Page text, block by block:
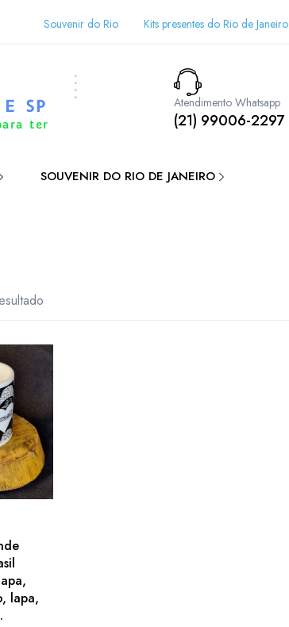
Souvenir do Rio Kits presentes do Rio de Janeiro
SP
ter
Atendimento Whatsapp
(21) 99006-2297
SOUVENIR DO RIO DE JANEIRO
lapa,